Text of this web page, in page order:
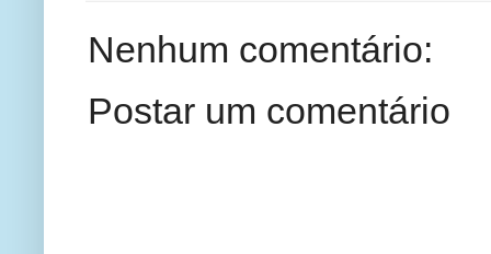
Nenhum comentário:
Postar um comentário